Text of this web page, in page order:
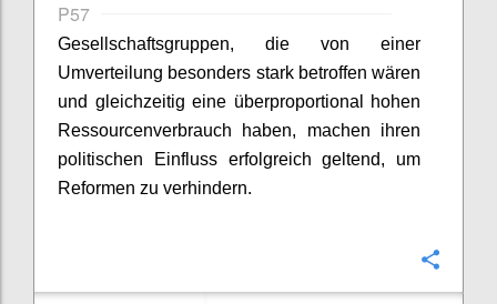
P57
Gesellschaftsgruppen, die von einer
Umverteilung besonders stark betroffen wären
und gleichzeitig eine überproportional hohen
Ressourcenverbrauch haben, machen ihren
politischen Einfluss erfolgreich geltend, um
Reformen zu verhindern.